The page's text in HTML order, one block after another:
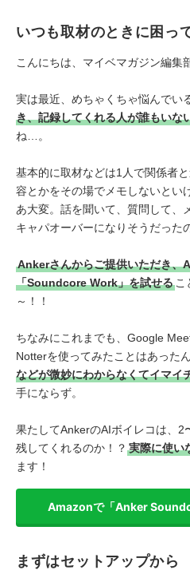
いつも取材のときに困っ
こんにちは、マイベマガジン編集
実は最近、めちゃくちゃ悩んでい
き、記録してくれる人が誰もいな
ね…。
基本的に取材などは1人で関係者
容とかをその場でメモしないとい
あ大変。話を聞いて、質問して、
キャパオーバーになりそうだった
Ankerさんからご提供いただき、
「Soundcore Work」を試せるこ
～！！
ちなみにこれまでも、Google
Notterを使ってみたことはあった
などが微妙にわからなくてイマイ
手にならず。
果たしてAnkerのAIボイレコは、2
残してくれるのか！？ 実際に使い
ます！
Amazonで「Anker
まずはセットアップから